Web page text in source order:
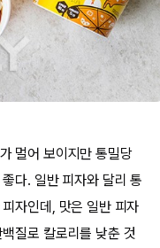
멀어 보이지만 통밀당
다. 일반 피자와 달리 통
자인데, 맛은 일반 피자
질로 칼로리를 낮춘 것